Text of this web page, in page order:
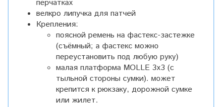
перчатках
велкро липучка для патчей
Крепления:
поясной ремень на фастекс-застежке
(съёмный; а фастекс можно
переустановить под любую руку)
малая платформа MOLLE 3х3 (с
тыльной стороны сумки). может
крепится к рюкзаку, дорожной сумке
или жилет.